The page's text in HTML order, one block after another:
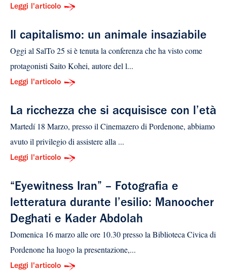
Leggi l'articolo
Il capitalismo: un animale insaziabile
Oggi al SalTo 25 si è tenuta la conferenza che ha visto come
protagonisti Saito Kohei, autore del l...
Leggi l'articolo
La ricchezza che si acquisisce con l’età
Martedí 18 Marzo, presso il Cinemazero di Pordenone, abbiamo
avuto il privilegio di assistere alla ...
Leggi l'articolo
“Eyewitness Iran” – Fotografia e
letteratura durante l’esilio: Manoocher
Deghati e Kader Abdolah
Domenica 16 marzo alle ore 10.30 presso la Biblioteca Civica di
Pordenone ha luogo la presentazione,...
Leggi l'articolo